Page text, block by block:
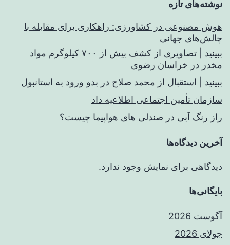
نوشته‌های تازه
هوش مصنوعی در کشاورزی: راهکاری برای مقابله با
چالش‌های جهانی
ببینید | تصاویری از کشف بیش از ۷۰۰ کیلوگرم مواد
مخدر در خراسان رضوی
ببینید | استقبال از محمد صلاح در بدو ورود به استانبول
سازمان تأمین اجتماعی اطلاعیه داد
راز رنگ آبی در صندلی های هواپیما چیست؟
آخرین دیدگاه‌ها
دیدگاهی برای نمایش وجود ندارد.
بایگانی‌ها
آگوست 2026
جولای 2026